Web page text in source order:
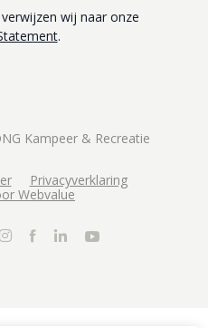
wij naar onze
.
Kampeer & Recreatie
Privacyverklaring
Webvalue